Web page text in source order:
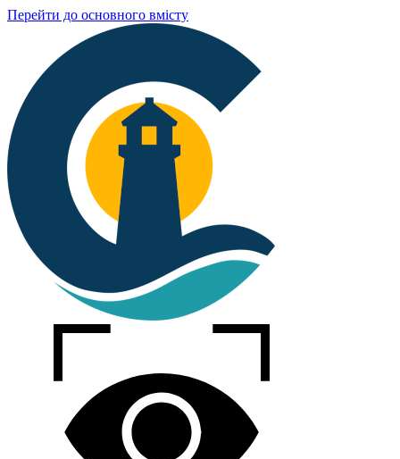
Перейти до основного вмісту